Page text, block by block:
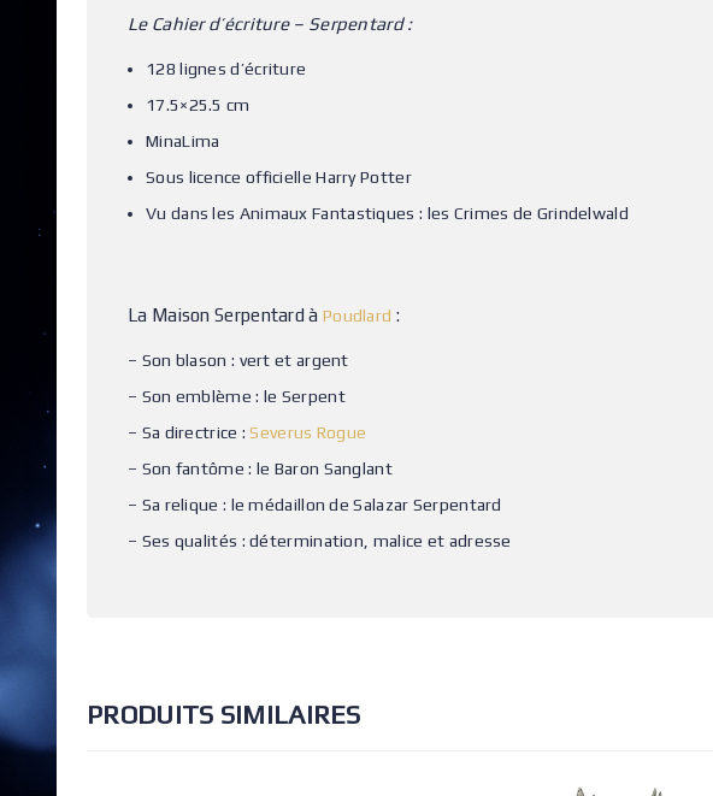
Le Cahier d’écriture – Serpentard :
128 lignes d’écriture
17.5×25.5 cm
MinaLima
Sous licence officielle Harry Potter
Vu dans les Animaux Fantastiques : les Crimes de Grindelwald
La Maison Serpentard à Poudlard :
– Son blason : vert et argent
– Son emblème : le Serpent
– Sa directrice :Severus Rogue
– Son fantôme : le Baron Sanglant
– Sa relique : le médaillon de Salazar Serpentard
– Ses qualités : détermination, malice et adresse
PRODUITS SIMILAIRES